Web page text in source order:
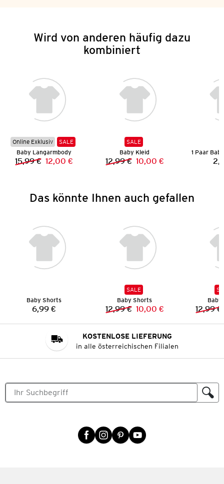
Wird von anderen häufig dazu
kombiniert
Online Exklusiv
SALE
Baby Langarmbody
Vorheriger Preis:
15,99 € Neuer Preis:
12,00 €
SALE
Baby Kleid
Vorheriger Preis:
12,99 € Neuer Preis:
10,00 €
Das könnte Ihnen auch gefallen
Baby Shorts
Preis:
6,99 €
SALE
Baby Shorts
Vorheriger Preis:
12,99 € Neuer Preis:
10,00 €
Baby
12,99 €
KOSTENLOSE LIEFERUNG
in alle österreichischen Filialen